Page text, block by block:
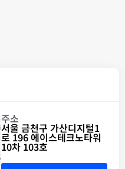
주소
서울 금천구 가산디지털1
로 196 에이스테크노타워
10차 103호